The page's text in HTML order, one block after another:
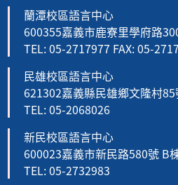
蘭潭校區語言中心
600355嘉義市鹿寮里學府路
TEL: 05-2717977 FAX: 05-
民雄校區語言中心
621302嘉義縣民雄鄉文隆村
TEL: 05-2068026
新民校區語言中心
600023嘉義市新民路580號 B
TEL: 05-2732983